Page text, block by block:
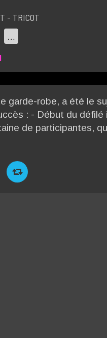
- TRICOT
…
garde-robe, a été le
: - Début du défilé
de participantes,